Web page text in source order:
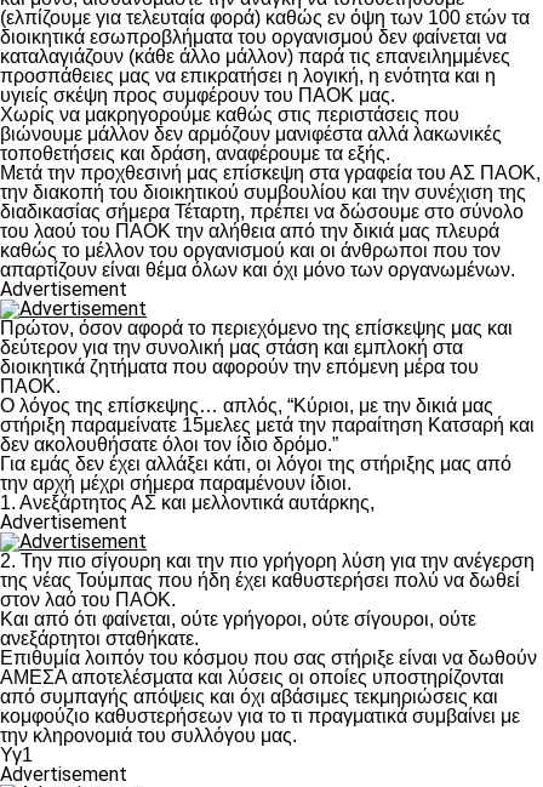
(ελπίζουμε για τελευταία φορά) καθώς εν όψη των 100 ετών τα
διοικητικά εσωπροβλήματα του οργανισμού δεν φαίνεται να
καταλαγιάζουν (κάθε άλλο μάλλον) παρά τις επανειλημμένες
προσπάθειες μας να επικρατήσει η λογική, η ενότητα και η
υγιείς σκέψη προς συμφέρουν του ΠΑΟΚ μας.
Χωρίς να μακρηγορούμε καθώς στις περιστάσεις που
βιώνουμε μάλλον δεν αρμόζουν μανιφέστα αλλά λακωνικές
τοποθετήσεις και δράση, αναφέρουμε τα εξής.
Μετά την προχθεσινή μας επίσκεψη στα γραφεία του ΑΣ ΠΑΟΚ,
την διακοπή του διοικητικού συμβουλίου και την συνέχιση της
διαδικασίας σήμερα Τέταρτη, πρέπει να δώσουμε στο σύνολο
του λαού του ΠΑΟΚ την αλήθεια από την δικιά μας πλευρά
καθώς το μέλλον του οργανισμού και οι άνθρωποι που τον
απαρτίζουν είναι θέμα όλων και όχι μόνο των οργανωμένων.
Advertisement
Πρώτον, όσον αφορά το περιεχόμενο της επίσκεψης μας και
δεύτερον για την συνολική μας στάση και εμπλοκή στα
διοικητικά ζητήματα που αφορούν την επόμενη μέρα του
ΠΑΟΚ.
Ο λόγος της επίσκεψης… απλός, “Κύριοι, με την δικιά μας
στήριξη παραμείνατε 15μελες μετά την παραίτηση Κατσαρή και
δεν ακολουθήσατε όλοι τον ίδιο δρόμο.”
Για εμάς δεν έχει αλλάξει κάτι, οι λόγοι της στήριξης μας από
την αρχή μέχρι σήμερα παραμένουν ίδιοι.
1. Ανεξάρτητος ΑΣ και μελλοντικά αυτάρκης,
Advertisement
2. Την πιο σίγουρη και την πιο γρήγορη λύση για την ανέγερση
της νέας Τούμπας που ήδη έχει καθυστερήσει πολύ να δωθεί
στον λαό του ΠΑΟΚ.
Και από ότι φαίνεται, ούτε γρήγοροι, ούτε σίγουροι, ούτε
ανεξάρτητοι σταθήκατε.
Επιθυμία λοιπόν του κόσμου που σας στήριξε είναι να δωθούν
ΑΜΕΣΑ αποτελέσματα και λύσεις οι οποίες υποστηρίζονται
από συμπαγής απόψεις και όχι αβάσιμες τεκμηριώσεις και
κομφούζιο καθυστερήσεων για το τι πραγματικά συμβαίνει με
την κληρονομιά του συλλόγου μας.
Υγ1
Advertisement